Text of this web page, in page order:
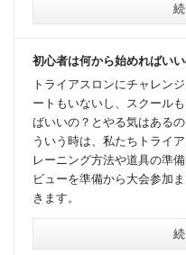
初心者は何から始めればいい
トライアスロンにチャレン
ートもいないし、スクール
ばいいの？とやる気はある
ういう時は、私たちトライ
レーニング方法や道具の準
ビューを準備から大会参加
きます。